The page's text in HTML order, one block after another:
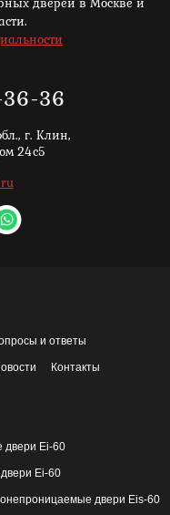
36
г. Клин,
24с5
и ответы
Контакты
двери Ei-60
Ei-60
двери Eis-60